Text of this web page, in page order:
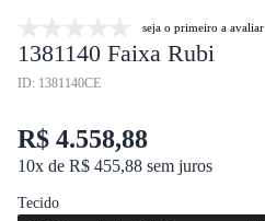
seja o primeiro a avaliar
1381140 Faixa Rubi
ID: 1381140CE
R$ 4.558,88
10x de R$ 455,88 sem juros
Tecido